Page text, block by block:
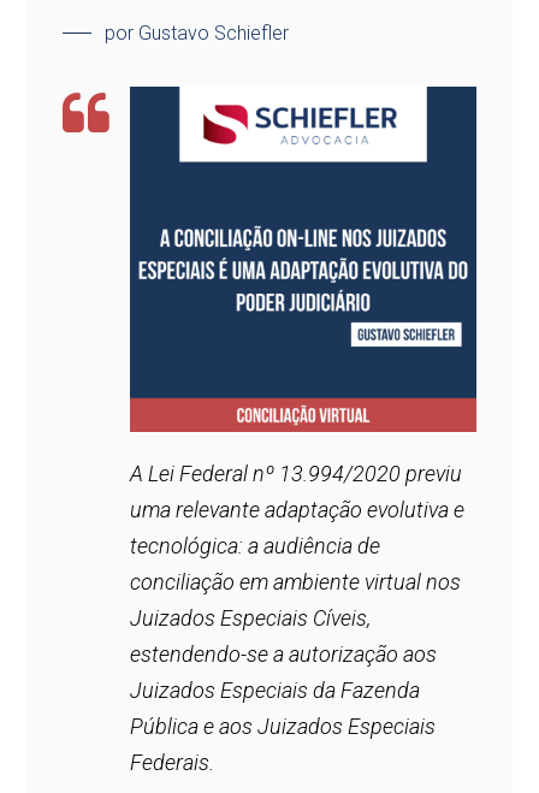
por Gustavo Schiefler
A Lei Federal nº 13.994/2020 previu
uma relevante adaptação evolutiva e
tecnológica: a audiência de
conciliação em ambiente virtual nos
Juizados Especiais Cíveis,
estendendo-se a autorização aos
Juizados Especiais da Fazenda
Pública e aos Juizados Especiais
Federais.